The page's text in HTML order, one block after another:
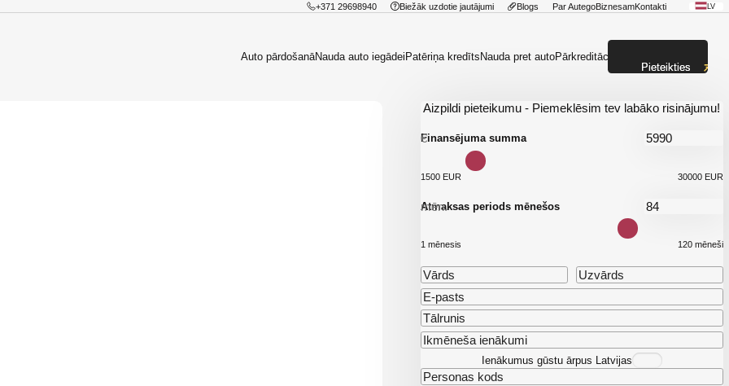
+371 29698940 Biežāk uzdotie jautājumi Blogs Par AutegoBiznesamKontakti LV
Auto pārdošanāNauda auto iegādeiPatēriņa kredītsNauda pret autoPārkreditācija
Aizpildi pieteikumu - Piemeklēsim tev labāko risinājumu!
Finansējuma summa
€
1500 EUR 30000 EUR
Atmaksas periods mēnešos
mēn.
1 mēnesis 120 mēneši
Ienākumus gūstu ārpus Latvijas